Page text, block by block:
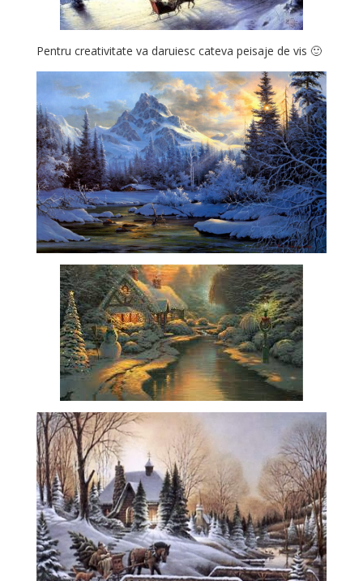
Pentru creativitate va daruiesc cateva peisaje de vis 🙂